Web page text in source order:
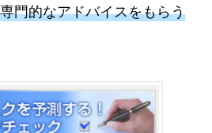
門的なアドバイスをもらう